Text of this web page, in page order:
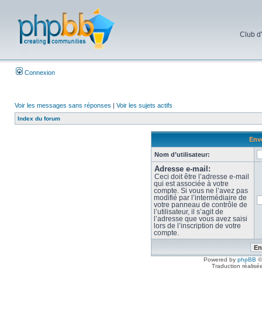
Club
Connexion
Voir les messages sans réponses | Voir les sujets actifs
Index du forum
Nom d’utilisateur:
Adresse e-mail:
Ceci doit être l’adresse e-mail
qui est associée à votre
compte. Si vous ne l’avez pas
modifié par l’intermédiaire de
votre panneau de contrôle de
l’utilisateur, il s’agit de
l’adresse que vous avez saisi
lors de l’inscription de votre
compte.
Powered by phpBB
Traduction